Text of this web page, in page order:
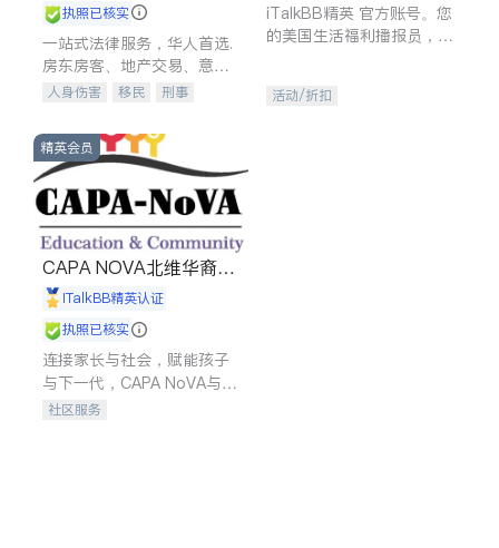
执照已核实
一站式法律服务，华人首选.
房东房客、地产交易、意外
伤害、车祸重伤、商业诉
建筑合同、刑事案件全包办
人身伤害 移民
刑事
信托/遗嘱
商业
索赔
律师-其它 保释
iTalkBB精英 官方账号。您
的美国生活福利播报员，精
专属福利。
活动/折扣
精英会员
CAPA NOVA北维华裔家
长会iTalkBB精英认证
执照已核实
连接家长与社会，赋能孩子
与下一代，CAPA NoVA与您
携手建设包容、公平、充满
社区服务